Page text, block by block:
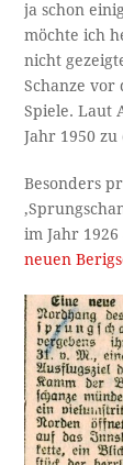
ja schon
möchte ich
nicht
Schanze vor
Spiele. Laut
Jahr 1950
Besonders
im Jahr
neuen